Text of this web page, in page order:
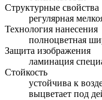
Структурные свойства
регулярная
Технология нанесения
полноцветная
Защита изображения
ламинация
Стойкость
устойчива к
выцветает под